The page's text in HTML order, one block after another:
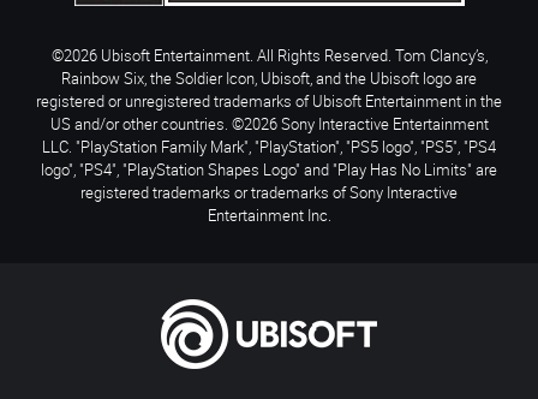
©2026 Ubisoft Entertainment. All Rights Reserved. Tom Clancy’s,
Rainbow Six, the Soldier Icon, Ubisoft, and the Ubisoft logo are
registered or unregistered trademarks of Ubisoft Entertainment in the
US and/or other countries. ©2026 Sony Interactive Entertainment
LLC. "PlayStation Family Mark", "PlayStation", "PS5 logo", "PS5", "PS4
logo", "PS4", "PlayStation Shapes Logo" and "Play Has No Limits" are
registered trademarks or trademarks of Sony Interactive
Entertainment Inc.